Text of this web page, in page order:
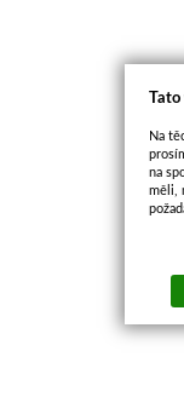
Na
na
měli,